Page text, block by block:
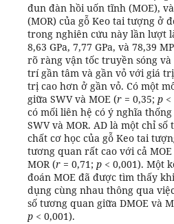
đun đàn hồi uốn tĩnh (MOE),
(MOR) của gỗ Keo tai tượng ở
trong nghiên cứu này lần lượt
8,63 GPa, 7,77 GPa, và 78,39
rõ ràng vận tốc truyền sóng
trí gần tâm và gần vỏ với giá
trị cao hơn ở gần vỏ. Có một
giữa SWV và MOE (r= 0,35; p<
có mối liên hệ có ý nghĩa
SWV và MOR. AD là một chỉ
chất cơ học của gỗ Keo tai
tương quan rất cao với cả MOE
MOR (r= 0,71; p< 0,001). Một
đoán MOE đã được tìm thấy
dụng cùng nhau thông qua
số tương quan giữa DMOE và
p< 0,001).